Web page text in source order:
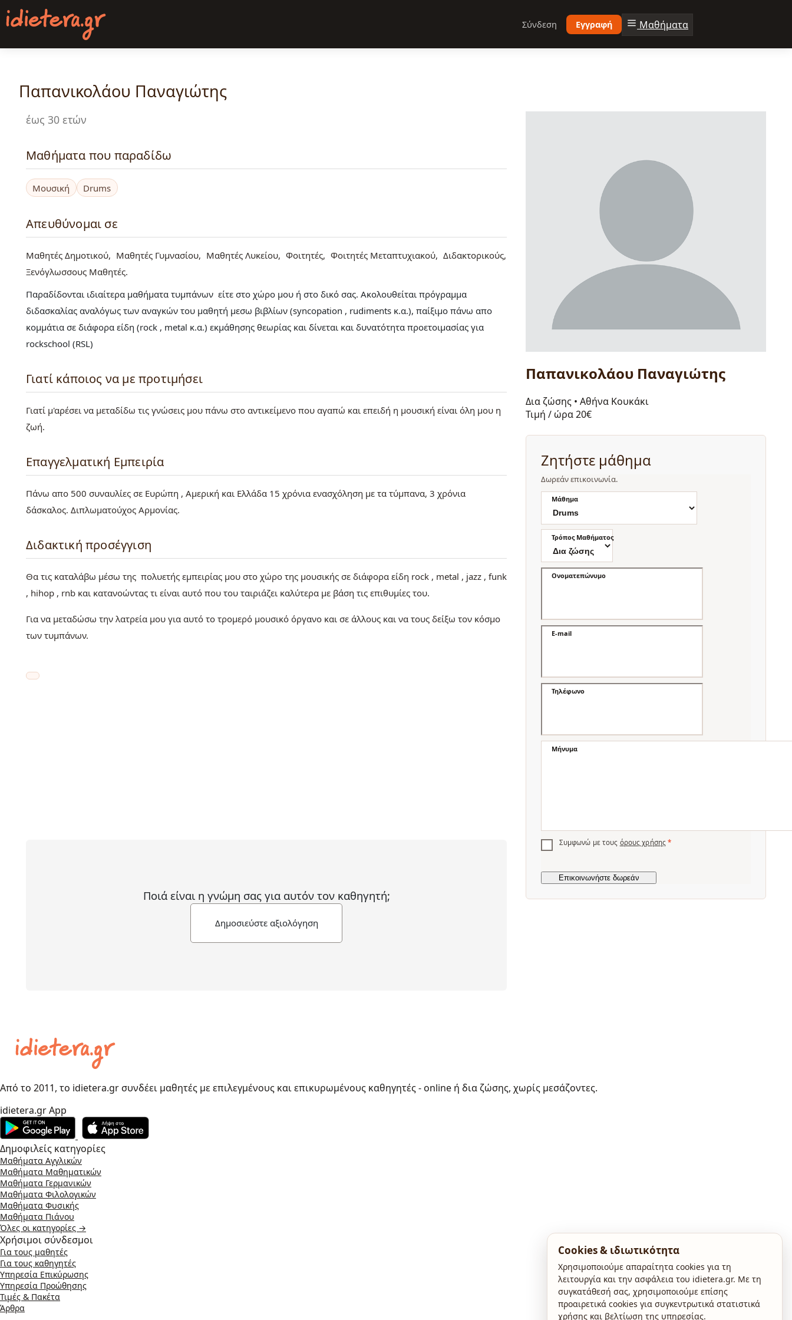
Παράκαμψη
προς
κυρίως
Σύνδεση Εγγραφή Μαθήματα
Παπανικολάου Παναγιώτης
έως 30 ετών
Μαθήματα που παραδίδω
Μουσική Drums
Απευθύνομαι σε
Μαθητές Δημοτικού Μαθητές Γυμνασίου Μαθητές Λυκείου Φοιτητές Φοιτητές Μεταπτυχιακού
Διδακτορικούς
Ξενόγλωσσους Μαθητές
Παραδίδονται ιδιαίτερα μαθήματα τυμπάνων είτε στο χώρο μου ή στο δικό σας. Ακολουθείται πρόγραμμα
διδασκαλίας αναλόγως των αναγκών του μαθητή μεσω βιβλίων (syncopation , rudiments κ.α.), παίξιμο πάνω απο
κομμάτια σε διάφορα είδη (rock , metal κ.α.) εκμάθησης θεωρίας και δίνεται και δυνατότητα προετοιμασίας για
rockschool (RSL)
Γιατί κάποιος να με προτιμήσει
Γιατί μ'αρέσει να μεταδίδω τις γνώσεις μου πάνω στο αντικείμενο που αγαπώ και επειδή η μουσική είναι όλη μου η
ζωή.
Επαγγελματική Εμπειρία
Πάνω απο 500 συναυλίες σε Ευρώπη , Αμερική και Ελλάδα 15 χρόνια ενασχόληση με τα τύμπανα, 3 χρόνια
δάσκαλος. Διπλωματούχος Αρμονίας.
Διδακτική προσέγγιση
Θα τις καταλάβω μέσω της πολυετής εμπειρίας μου στο χώρο της μουσικής σε διάφορα είδη rock , metal , jazz , funk
, hihop , rnb και κατανοώντας τι είναι αυτό που του ταιριάζει καλύτερα με βάση τις επιθυμίες του.
Για να μεταδώσω την λατρεία μου για αυτό το τρομερό μουσικό όργανο και σε άλλους και να τους δείξω τον κόσμο
των τυμπάνων.
Ποιά είναι η γνώμη σας για αυτόν τον καθηγητή;
Δημοσιεύστε αξιολόγηση
Παπανικολάου Παναγιώτης
Δια ζώσης • Αθήνα Κουκάκι
Τιμή / ώρα20€
Ζητήστε μάθημα
Δωρεάν επικοινωνία.
Μάθημα
Τρόπος Μαθήματος
Ονοματεπώνυμο
E-mail
Τηλέφωνο
Μήνυμα
Συμφωνώ με τους όρους χρήσης *
Από το 2011, το idietera.gr συνδέει μαθητές με επιλεγμένους και επικυρωμένους καθηγητές - online ή δια ζώσης, χωρίς μεσάζοντες.
idietera.gr App
Δημοφιλείς κατηγορίες
Μαθήματα Αγγλικών
Μαθήματα Μαθηματικών
Μαθήματα Γερμανικών
Μαθήματα Φιλολογικών
Μαθήματα Φυσικής
Μαθήματα Πιάνου
Όλες οι κατηγορίες →
Χρήσιμοι σύνδεσμοι
Για τους μαθητές
Για τους καθηγητές
Υπηρεσία Επικύρωσης
Υπηρεσία Προώθησης
Τιμές & Πακέτα
Άρθρα
Cookies & ιδιωτικότητα
Χρησιμοποιούμε απαραίτητα cookies για τη
λειτουργία και την ασφάλεια του idietera.gr. Με τη
συγκατάθεσή σας, χρησιμοποιούμε επίσης
προαιρετικά cookies για συγκεντρωτικά στατιστικά
χρήσης και βελτίωση της υπηρεσίας.